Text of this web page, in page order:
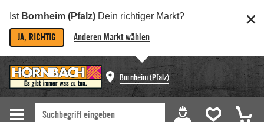
Ist Bornheim (Pfalz) Dein richtiger Markt?
JA, RICHTIG Anderen Markt wählen
Bornheim (Pfalz)